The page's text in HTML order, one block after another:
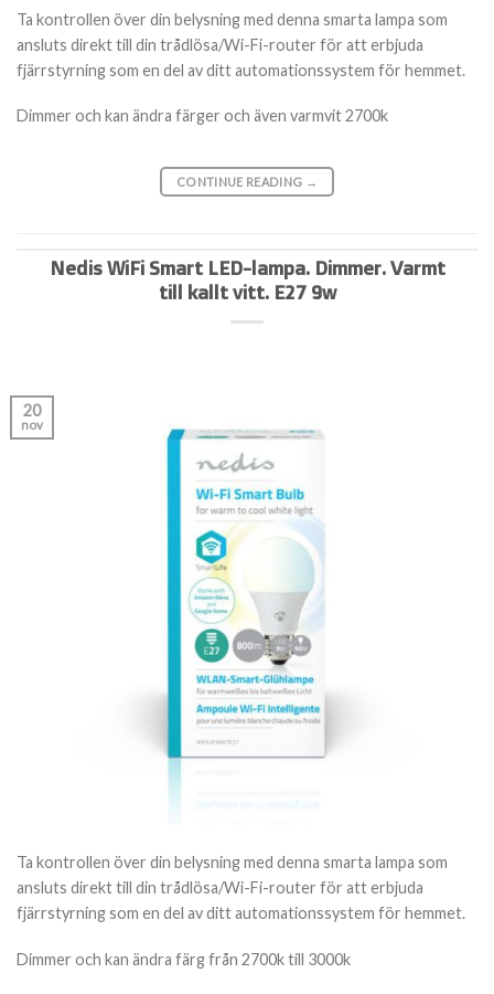
Ta kontrollen över din belysning med denna smarta lampa som
ansluts direkt till din trådlösa/Wi-Fi-router för att erbjuda
fjärrstyrning som en del av ditt automationssystem för hemmet.
Dimmer och kan ändra färger och även varmvit 2700k
CONTINUE READING →
Nedis WiFi Smart LED-lampa. Dimmer. Varmt
till kallt vitt. E27 9w
20
nov
Ta kontrollen över din belysning med denna smarta lampa som
ansluts direkt till din trådlösa/Wi-Fi-router för att erbjuda
fjärrstyrning som en del av ditt automationssystem för hemmet.
Dimmer och kan ändra färg från 2700k till 3000k